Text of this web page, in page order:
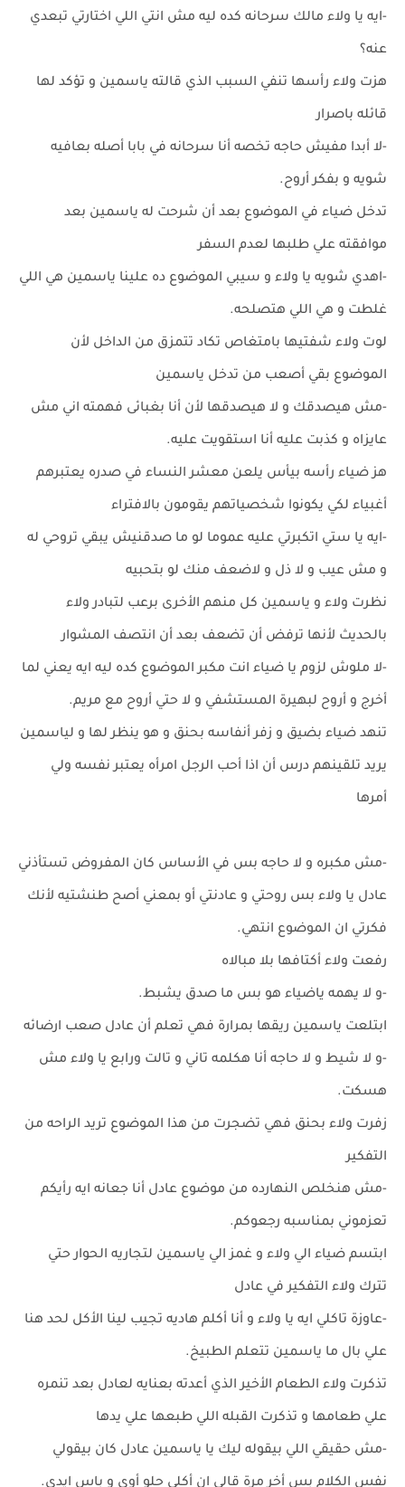
-ايه يا ولاء مالك سرحانه كده ليه مش انتي اللي اختارتي تبعدي
عنه؟
هزت ولاء رأسها تنفي السبب الذي قالته ياسمين و تؤكد لها
قائله باصرار
-لا أبدا مفيش حاجه تخصه أنا سرحانه في بابا أصله بعافيه
شويه و بفكر أروح.
تدخل ضياء في الموضوع بعد أن شرحت له ياسمين بعد
موافقته علي طلبها لعدم السفر
-اهدي شويه يا ولاء و سيبي الموضوع ده علينا ياسمين هي اللي
غلطت و هي اللي هتصلحه.
لوت ولاء شفتيها بامتغاص تكاد تتمزق من الداخل لأن
الموضوع بقي أصعب من تدخل ياسمين
-مش هيصدقك و لا هيصدقها لأن أنا بغبائى فهمته اني مش
عايزاه و كذبت عليه أنا استقويت عليه.
هز ضياء رأسه بيأس يلعن معشر النساء في صدره يعتبرهم
أغبياء لكي يكونوا شخصياتهم يقومون بالافتراء
-ايه يا ستي اتكبرتي عليه عموما لو ما صدقنيش يبقي تروحي له
و مش عيب و لا ذل و لاضعف منك لو بتحبيه
نظرت ولاء و ياسمين كل منهم الأخرى برعب لتبادر ولاء
بالحديث لأنها ترفض أن تضعف بعد أن انتصف المشوار
-لا ملوش لزوم يا ضياء انت مكبر الموضوع كده ليه ايه يعني لما
أخرج و أروح لبهيرة المستشفي و لا حتي أروح مع مريم.
تنهد ضياء بضيق و زفر أنفاسه بحنق و هو ينظر لها و لياسمين
يريد تلقينهم درس أن اذا أحب الرجل امرأه يعتبر نفسه ولي
أمرها
-مش مكبره و لا حاجه بس في الأساس كان المفروض تستأذني
عادل يا ولاء بس روحتي و عادنتي أو بمعني أصح طنشتيه لأنك
فكرتي ان الموضوع انتهي.
رفعت ولاء أكتافها بلا مبالاه
-و لا يهمه ياضياء هو بس ما صدق يشبط.
ابتلعت ياسمين ريقها بمرارة فهي تعلم أن عادل صعب ارضائه
-و لا شيط و لا حاجه أنا هكلمه تاني و تالت ورابع يا ولاء مش
هسكت.
زفرت ولاء بحنق فهي تضجرت من هذا الموضوع تريد الراحه من
التفكير
-مش هنخلص النهارده من موضوع عادل أنا جعانه ايه رأيكم
تعزموني بمناسبه رجعوكم.
ابتسم ضياء الي ولاء و غمز الي ياسمين لتجاريه الحوار حتي
تترك ولاء التفكير في عادل
-عاوزة تاكلي ايه يا ولاء و أنا أكلم هاديه تجيب لينا الأكل لحد هنا
علي بال ما ياسمين تتعلم الطبيخ.
تذكرت ولاء الطعام الأخير الذي أعدته بعنايه لعادل بعد تنمره
علي طعامها و تذكرت القبله اللي طبعها علي يدها
-مش حقيقي اللي بيقوله ليك يا ياسمين عادل كان بيقولي
نفس الكلام بس أخر مرة قالي ان أكلي حلو أوى و باس ايدي.